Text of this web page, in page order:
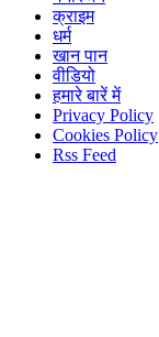
क्राइम
धर्म
खान पान
वीडियो
हमारे बारें में
Privacy Policy
Cookies Policy
Rss Feed